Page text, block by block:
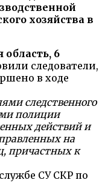
хозяйства в
6
следователи,
в ходе
следственного
полиции
действий и
на
причастных к
СУ СКР по